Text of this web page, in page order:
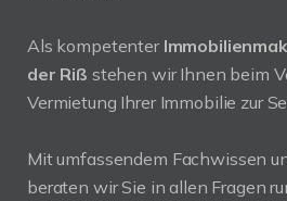
Als kompetenter
der Riß stehen wir Ihnen beim
Vermietung Ihrer Immobilie zur
Mit umfassendem Fachwissen
beraten wir Sie in allen Fragen